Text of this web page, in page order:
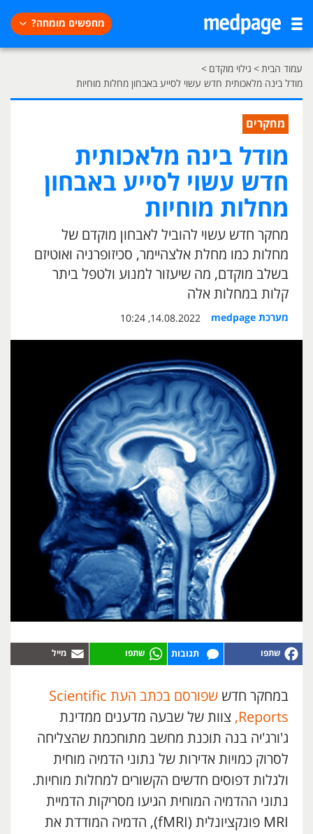
מחפשים מומחה?
עמוד הבית> גילוי מוקדם >
מודל בינה מלאכותית חדש עשוי לסייע באבחון מחלות מוחיות
מחקרים
מודל בינה מלאכותית
חדש עשוי לסייע באבחון
מחלות מוחיות
מחקר חדש עשוי להוביל לאבחון מוקדם של
מחלות כמו מחלת אלצהיימר, סכיזופרניה ואוטיזם
בשלב מוקדם, מה שיעזור למנוע ולטפל ביתר
קלות במחלות אלה
מערכת medpage 14.08.2022, 10:24
תגובות
במחקר חדש
שפורסם בכתב העת Scientific
Reports, צוות של שבעה מדענים ממדינת
ג'ורג'יה בנה תוכנת מחשב מתוחכמת שהצליחה
לסרוק כמויות אדירות של נתוני הדמיה מוחית
ולגלות דפוסים חדשים הקשורים למחלות מוחיות.
נתוני ההדמיה המוחית הגיעו מסריקות הדמיית
MRI פונקציונלית (fMRI), הדמיה המודדת את